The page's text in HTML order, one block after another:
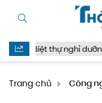
Biệt thự nghỉ dưỡng
Trang chủ Công